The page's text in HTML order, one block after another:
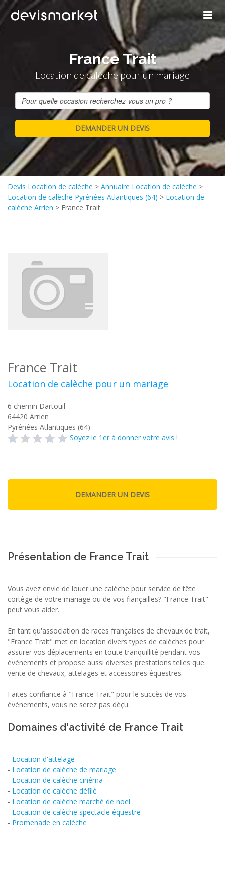
France Trait
Location de calèche pour un mariage
Devis Location de calèche > Annuaire Location de calèche >
Location de calèche Pyrénées Atlantiques (64) > Location de
calèche Arrien > France Trait
France Trait
Location de calèche pour un mariage
6 chemin Dartouil
64420 Arrien
Pyrénées Atlantiques (64)
Soyez le 1er à donner votre avis !
Présentation de France Trait
Vous avez envie de louer une calèche pour service de tête
cortège de votre mariage ou de vos fiançailles? "France Trait"
peut vous aider.
En tant qu'association de races françaises de chevaux de trait,
"France Trait" met en location divers types de calèches pour
assurer vos déplacements en toute tranquillité pendant vos
événements et propose aussi diverses prestations telles que:
vente de chevaux, attelages et accessoires équestres.
Faites confiance à "France Trait" pour le succès de vos
événements, vous ne serez pas déçu.
Domaines d'activité de France Trait
- Location d'attelage
- Location de calèche de mariage
- Location de calèche cinéma
- Location de calèche défilé
- Location de calèche marché de noel
- Location de calèche spectacle équestre
- Promenade en calèche